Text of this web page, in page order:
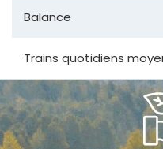
Balance
Trains quotidiens